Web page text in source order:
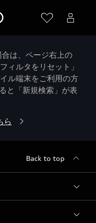
は、ページ右上の
ィルタをリセット」
ル端末をご利用の方
と「新規検索」が表
ら
Back to top